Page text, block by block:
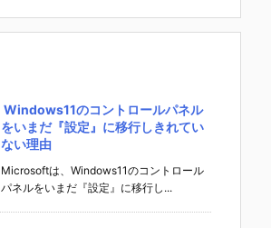
Windows11のコントロールパネル
をいまだ『設定』に移行しきれてい
ない理由
Microsoftは、Windows11のコントロール
パネルをいまだ『設定』に移行し...